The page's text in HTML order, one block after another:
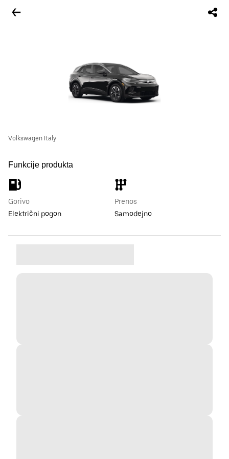
Volkswagen Italy
Funkcije produkta
Gorivo
Električni pogon
Prenos
Samodejno